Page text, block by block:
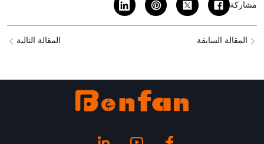
مشاركة
المقالة السابقة المقالة التالية